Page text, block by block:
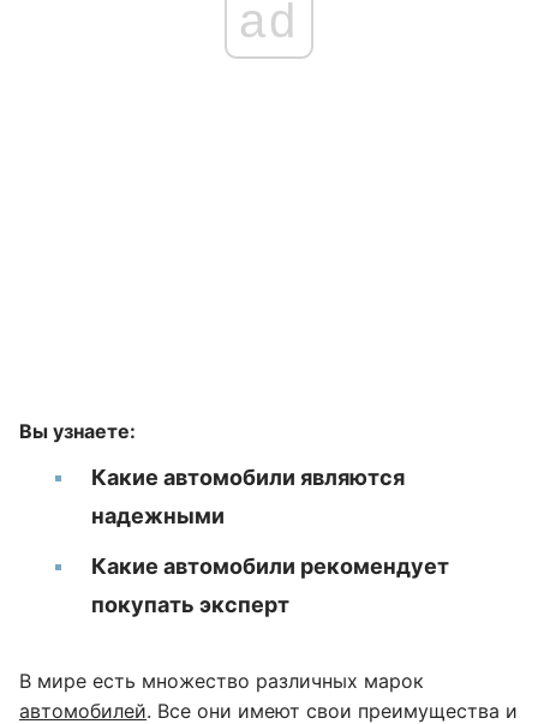
ad
Вы узнаете:
Какие автомобили являются
надежными
Какие автомобили рекомендует
покупать эксперт
В мире есть множество различных марок
автомобилей. Все они имеют свои преимущества и